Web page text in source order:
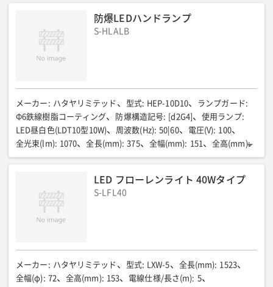
防爆LEDハンドランプ
S-HLALB
メーカー : ハタヤリミテッド 型式: HEP-10D10 ランプガード :
Φ6鉄線樹脂コーティング
防爆構造記号: [d2G4] 使用ランプ:
LED昼白色(LDT10型10W)
周波数(Hz): 50|60 電圧(V): 100
全光束(lm): 1070 全長(mm): 375 全幅(mm): 151 全高(mm):
217
電源線仕様(SQ×芯数×長さm): 10m 質量(kg): 3.1
LED フローレンライト 40Wタイプ
S-LFL40
メーカー : ハタヤリミテッド 型式: LXW-5 全長(mm): 1523
全幅(φ): 72 全高(mm): 153 電線仕様/長さ(m): 5